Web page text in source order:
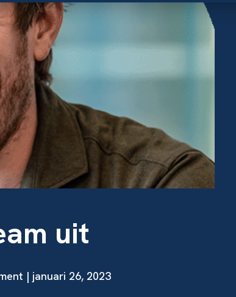
uit
| januari 26, 2023